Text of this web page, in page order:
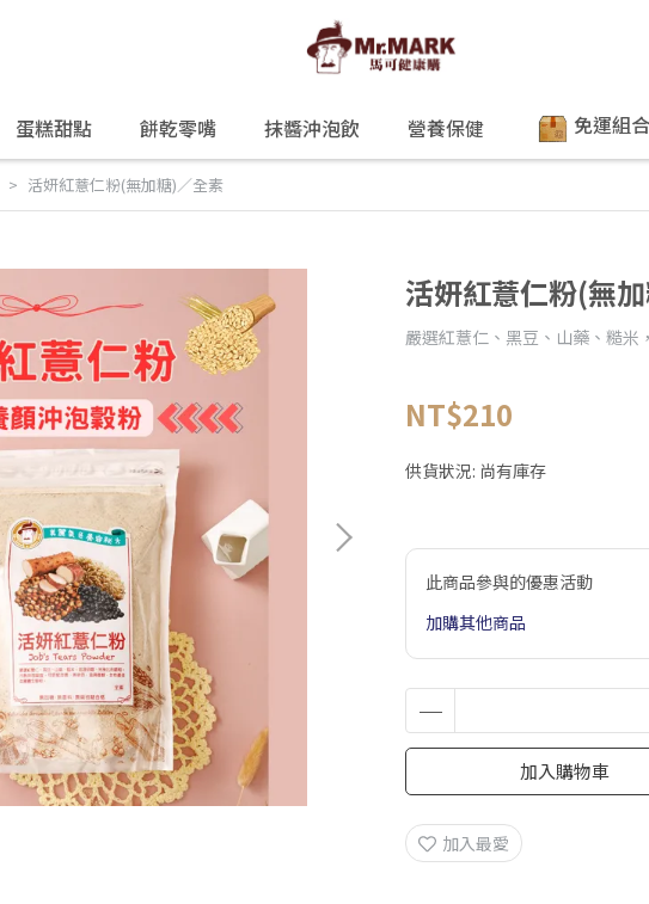
蛋糕甜點 餅乾零嘴 抹醬沖泡飲 營養保健 免運組合
活妍紅薏仁粉(無加糖)／全素
活妍紅薏仁粉(無
嚴選紅薏仁、黑豆、山藥、糙
NT$210
供貨狀況: 尚有庫存
此商品參與的優惠活動
加購其他商品
加入購物車
加入最愛